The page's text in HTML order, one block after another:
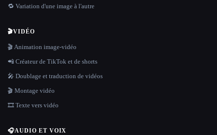
🔁 Variation d'une image à l'autre
🎬VIDÉO
🎬 Animation image-vidéo
📲 Créateur de TikTok et de shorts
🎤 Doublage et traduction de vidéos
🎬 Montage vidéo
🎞️ Texte vers vidéo
🎧AUDIO ET VOIX